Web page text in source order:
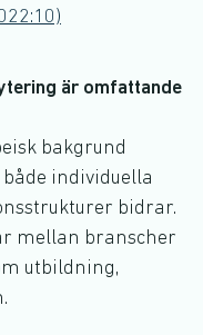
är omfattande
bakgrund
individuella
bidrar.
mellan branscher
utbildning,